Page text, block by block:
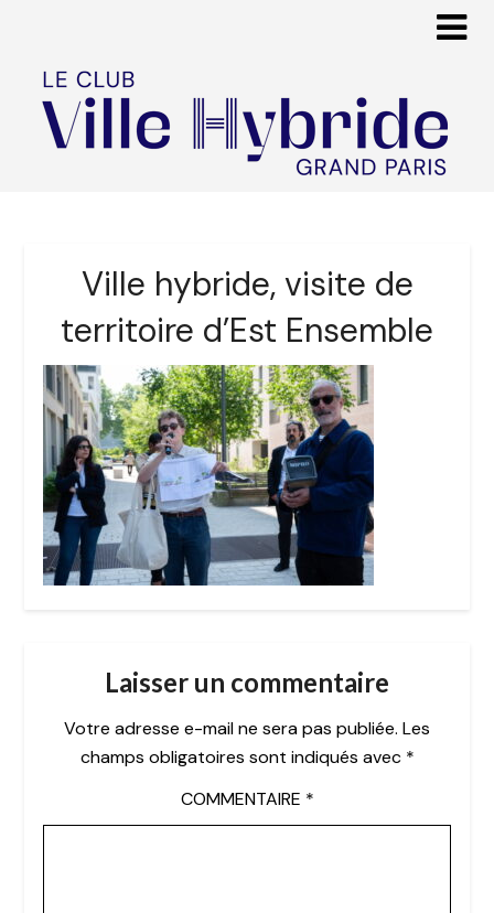
Ville hybride, visite de
territoire d’Est Ensemble
Laisser un commentaire
Votre adresse e-mail ne sera pas publiée. Les
champs obligatoires sont indiqués avec *
COMMENTAIRE *